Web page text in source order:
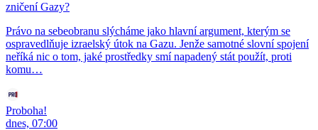
zničení Gazy?
Právo na sebeobranu slýcháme jako hlavní argument, kterým se
ospravedlňuje izraelský útok na Gazu. Jenže samotné slovní spojení
neříká nic o tom, jaké prostředky smí napadený stát použít, proti
komu…
Proboha!
dnes, 07:00